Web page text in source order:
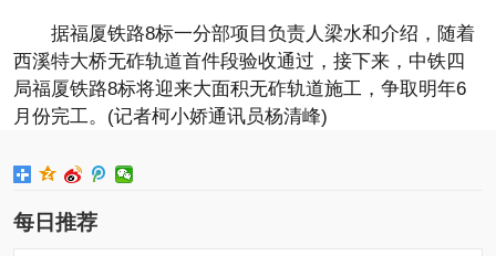
据福厦铁路8标一分部项目负责人梁水和介绍，随着
西溪特大桥无砟轨道首件段验收通过，接下来，中铁四
局福厦铁路8标将迎来大面积无砟轨道施工，争取明年6
月份完工。(记者柯小娇通讯员杨清峰)
每日推荐